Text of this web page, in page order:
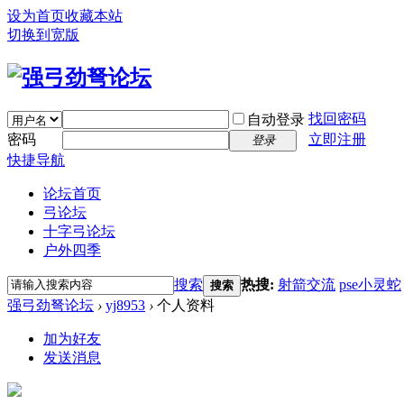
设为首页收藏本站
切换到宽版
自动登录 找回密码
密码
登录
立即注册
快捷导航
论坛首页
弓论坛
十字弓论坛
户外四季
搜索 搜索 热搜: 射箭交流 pse小灵蛇
强弓劲弩论坛 › yj8953 › 个人资料
加为好友
发送消息